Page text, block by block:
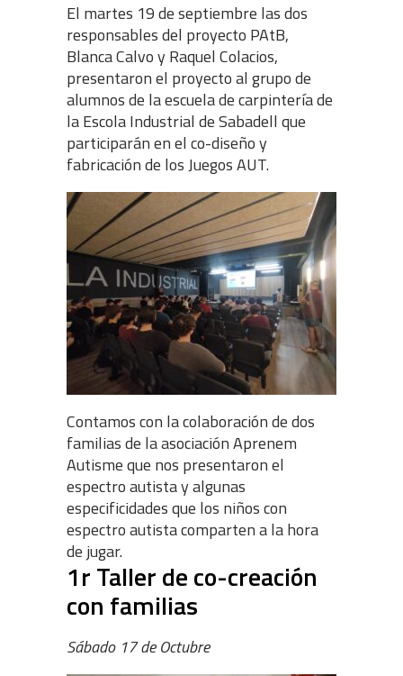
El martes 19 de septiembre las dos
responsables del proyecto PAtB,
Blanca Calvo y Raquel Colacios,
presentaron el proyecto al grupo de
alumnos de la escuela de carpintería de
la Escola Industrial de Sabadell que
participarán en el co-diseño y
fabricación de los Juegos AUT.
Contamos con la colaboración de dos
familias de la asociación Aprenem
Autisme que nos presentaron el
espectro autista y algunas
especificidades que los niños con
espectro autista comparten a la hora
de jugar.
1r Taller de co-creación
con familias
Sábado 17 de Octubre